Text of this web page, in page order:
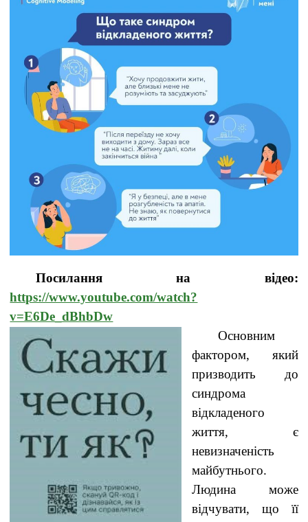
Посилання на відео:
https://www.youtube.com/watch?
v=E6De_dBhbDw
Основним
фактором, який
призводить до
синдрома
відкладеного
життя, є
невизначеність
майбутнього.
Людина може
відчувати, що її